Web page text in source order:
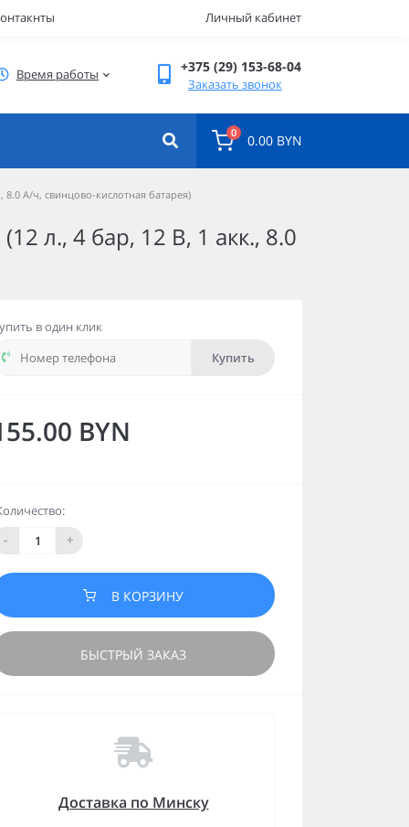
Личный кабинет
Время работы +375 (29) 153-68-04
Заказать звонок
0 0.00 BYN
8.0 А/ч, свинцово-кислотная батарея)
л., 4 бар, 12 В, 1 акк., 8.0
в один клик
Купить
BYN
-
+
В КОРЗИНУ
БЫСТРЫЙ ЗАКАЗ
Доставка по Минску